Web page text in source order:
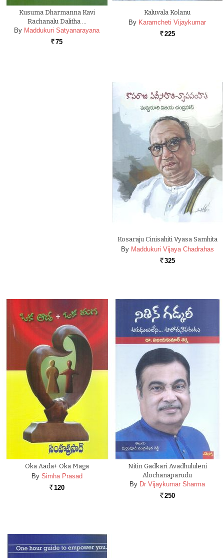
Kusuma Dharmanna Kavi
Rachanalu Dalitha …
By Maddukuri Satyanarayana
Rs. 75
Kaluvala Kolanu
By Karamcheti Vijaykumar
Rs. 225
Kosaraju Cinisahiti Vyasa Samhita
By Maddukuri Vijaya Chadrahas
Rs. 325
Oka Aada+ Oka Maga
By Simha Prasad
Rs. 120
Nitin Gadkari Avadhululeni
Alochanaparudu
By Dr Vijaykumar Sharma
Rs. 250